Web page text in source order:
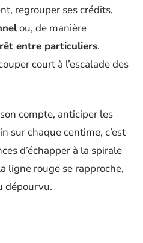
regrouper ses crédits,
ou, de manière
entre particuliers.
court à l’escalade des
compte, anticiper les
sur chaque centime, c’est
d’échapper à la spirale
ligne rouge se rapproche,
dépourvu.